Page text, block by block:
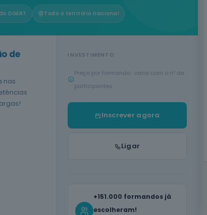
DGERT Todo o território nacional
de
nas
INVESTIMENTO
Preço por formando · varia com o nº de
participantes
Inscrever agora
Ligar
+151.000 formandos já
escolheram!